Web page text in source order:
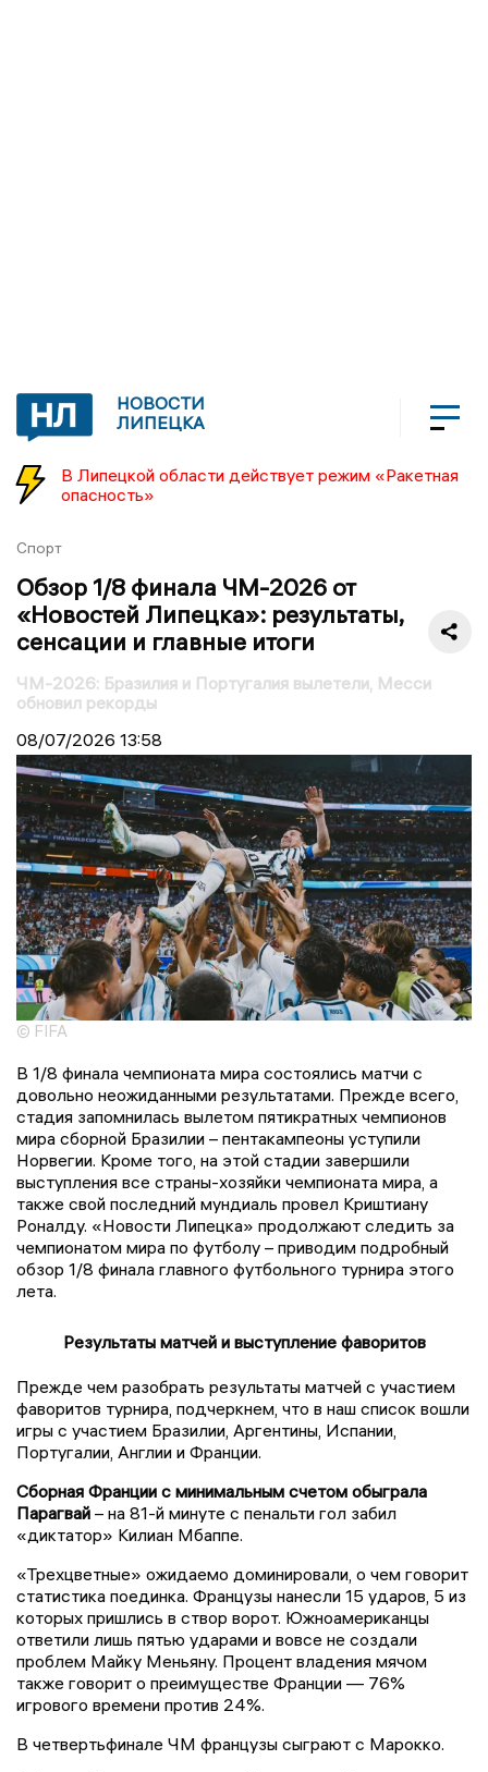
НОВОСТИ
ЛИПЕЦКА
В Липецкой области действует режим «Ракетная
опасность»
Спорт
Обзор 1/8 финала ЧМ-2026 от
«Новостей Липецка»: результаты,
сенсации и главные итоги
ЧМ-2026: Бразилия и Португалия вылетели, Месси
обновил рекорды
08/07/2026 13:58
© FIFA
В 1/8 финала чемпионата мира состоялись матчи с
довольно неожиданными результатами. Прежде всего,
стадия запомнилась вылетом пятикратных чемпионов
мира сборной Бразилии – пентакампеоны уступили
Норвегии. Кроме того, на этой стадии завершили
выступления все страны-хозяйки чемпионата мира, а
также свой последний мундиаль провел Криштиану
Роналду. «Новости Липецка» продолжают следить за
чемпионатом мира по футболу – приводим подробный
обзор 1/8 финала главного футбольного турнира этого
лета.
Результаты матчей и выступление фаворитов
Прежде чем разобрать результаты матчей с участием
фаворитов турнира, подчеркнем, что в наш список вошли
игры с участием Бразилии, Аргентины, Испании,
Португалии, Англии и Франции.
Сборная Франции с минимальным счетом обыграла
Парагвай – на 81-й минуте с пенальти гол забил
«диктатор» Килиан Мбаппе.
«Трехцветные» ожидаемо доминировали, о чем говорит
статистика поединка. Французы нанесли 15 ударов, 5 из
которых пришлись в створ ворот. Южноамериканцы
ответили лишь пятью ударами и вовсе не создали
проблем Майку Меньяну. Процент владения мячом
также говорит о преимуществе Франции — 76%
игрового времени против 24%.
В четвертьфинале ЧМ французы сыграют с Марокко.